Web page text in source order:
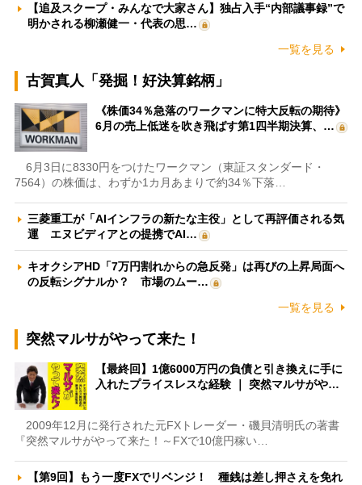
【追及スクープ・みんなで大家さん】独占入手“内部議事録”で
明かされる柳瀬健一・代表の思…
一覧を見る
古賀真人「発掘！好決算銘柄」
《株価34％急落のワークマンに特大反転の期待》
6月の売上低迷を吹き飛ばす第1四半期決算、…
6月3日に8330円をつけたワークマン（東証スタンダード・
7564）の株価は、わずか1カ月あまりで約34％下落…
三菱重工が「AIインフラの新たな主役」として再評価される気
運 エヌビディアとの提携でAI…
キオクシアHD「7万円割れからの急反発」は再びの上昇局面へ
の反転シグナルか？ 市場のムー…
一覧を見る
突然マルサがやって来た！
【最終回】1億6000万円の負債と引き換えに手に
入れたプライスレスな経験 ｜ 突然マルサがや…
2009年12月に発行された元FXトレーダー・磯貝清明氏の著書
『突然マルサがやって来た！～FXで10億円稼い…
【第9回】もう一度FXでリベンジ！ 種銭は差し押さえを免れ